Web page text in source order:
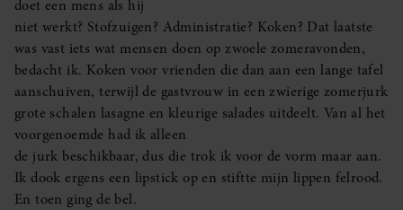
doet een mens als hij
niet werkt? Stofzuigen? Administratie? Koken? Dat laatste
was vast iets wat mensen doen op zwoele zomeravonden,
bedacht ik. Koken voor vrienden die dan aan een lange tafel
aanschuiven, terwijl de gastvrouw in een zwierige zomerjurk
grote schalen lasagne en kleurige salades uitdeelt. Van al het
voorgenoemde had ik alleen
de jurk beschikbaar, dus die trok ik voor de vorm maar aan.
Ik dook ergens een lipstick op en stiftte mijn lippen felrood.
En toen ging de bel.